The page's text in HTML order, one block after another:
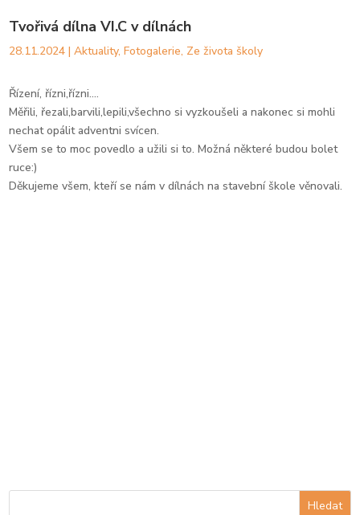
Tvořivá dílna VI.C v dílnách
28.11.2024 |Aktuality,Fotogalerie, Ze života školy
Řízení, řízni,řízni....
Měřili, řezali,barvili,lepili,všechno si vyzkoušeli a nakonec si mohli
nechat opálit adventni svícen.
Všem se to moc povedlo a užili si to. Možná některé budou bolet
ruce:)
Děkujeme všem, kteří se nám v dílnách na stavební škole věnovali.
Hledat